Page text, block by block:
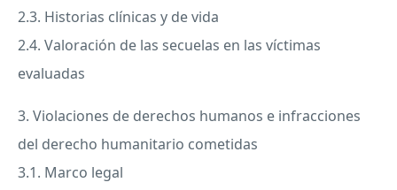
2.3. Historias clínicas y de vida
2.4. Valoración de las secuelas en las víctimas
evaluadas
3. Violaciones de derechos humanos e infracciones
del derecho humanitario cometidas
3.1. Marco legal